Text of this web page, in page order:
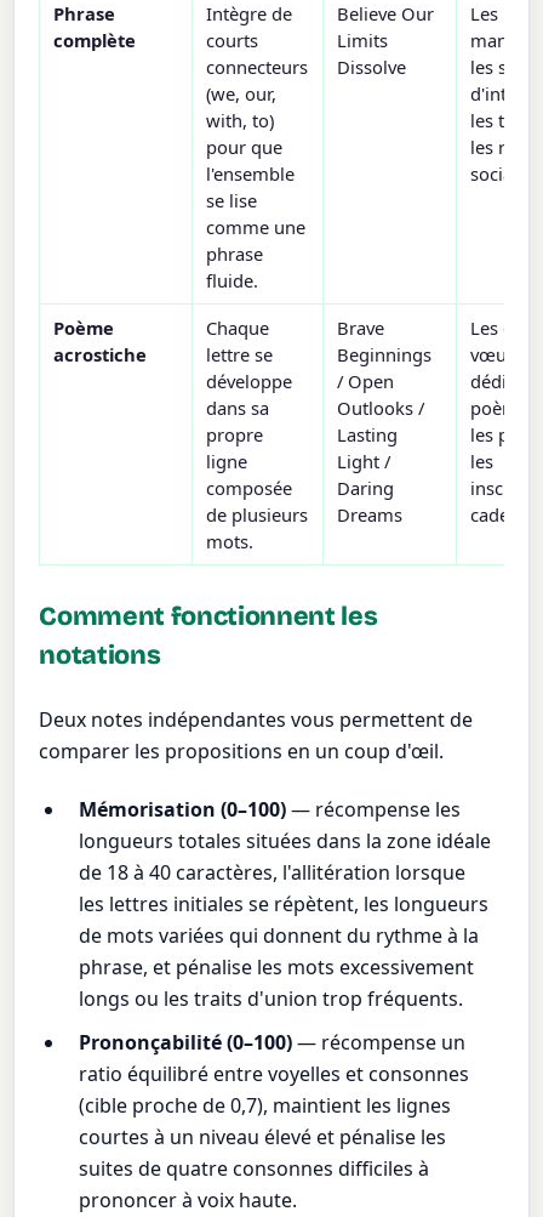
Phrase
complète
Intègre de
courts
connecteurs
(we, our,
with, to)
pour que
l'ensemble
se lise
comme une
phrase
fluide.
Believe Our
Limits
Dissolve
Les
les
les
les
sociaux.
Poème
acrostiche
Chaque
lettre se
développe
dans sa
propre
ligne
composée
de plusieurs
mots.
Brave
Beginnings
/ Open
Outlooks /
Lasting
Light /
Daring
Dreams
Les
vœux,
poèmes
les
les
Comment fonctionnent les
notations
Deux notes indépendantes vous permettent de
comparer les propositions en un coup d'œil.
Mémorisation (0–100)— récompense les
longueurs totales situées dans la zone idéale
de 18 à 40 caractères, l'allitération lorsque
les lettres initiales se répètent, les longueurs
de mots variées qui donnent du rythme à la
phrase, et pénalise les mots excessivement
longs ou les traits d'union trop fréquents.
Prononçabilité (0–100)— récompense un
ratio équilibré entre voyelles et consonnes
(cible proche de 0,7), maintient les lignes
courtes à un niveau élevé et pénalise les
suites de quatre consonnes difficiles à
prononcer à voix haute.